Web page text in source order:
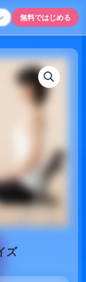
無料ではじめる
ズ